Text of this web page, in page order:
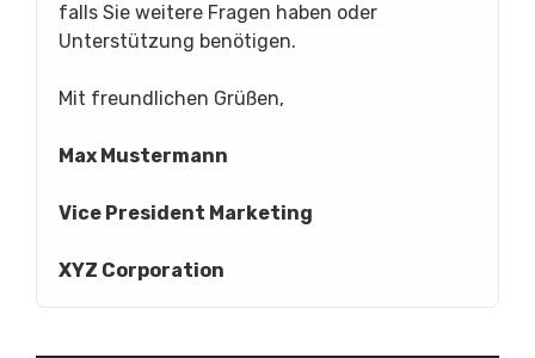
falls Sie weitere Fragen haben oder
Unterstützung benötigen.
Mit freundlichen Grüßen,
Max Mustermann
Vice President Marketing
XYZ Corporation